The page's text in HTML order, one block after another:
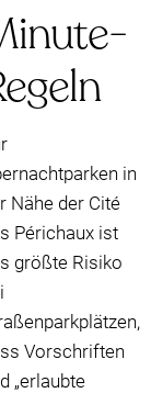
in
Nähe der Cité
Périchaux ist
größte Risiko
Vorschriften
„erlaubte